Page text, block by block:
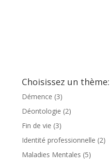
Choisissez un thème:
Démence (3)
Déontologie (2)
Fin de vie (3)
Identité professionnelle (2)
Maladies Mentales (5)